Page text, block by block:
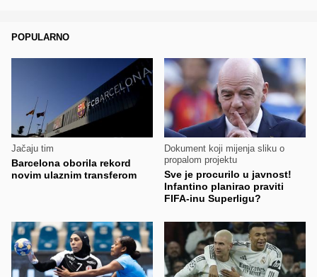
POPULARNO
Jačaju tim
Barcelona oborila rekord
novim ulaznim transferom
Dokument koji mijenja sliku o
propalom projektu
Sve je procurilo u javnost!
Infantino planirao praviti
FIFA-inu Superligu?